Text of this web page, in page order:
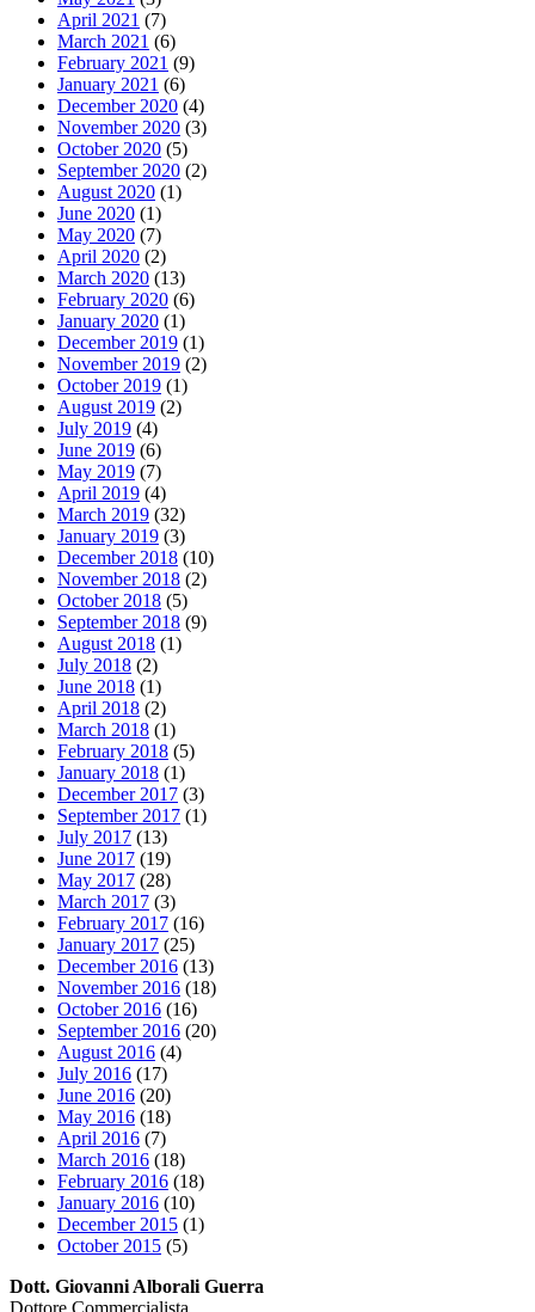
April 2021 (7)
March 2021 (6)
February 2021 (9)
January 2021 (6)
December 2020 (4)
November 2020 (3)
October 2020 (5)
September 2020 (2)
August 2020 (1)
June 2020 (1)
May 2020 (7)
April 2020 (2)
March 2020 (13)
February 2020 (6)
January 2020 (1)
December 2019 (1)
November 2019 (2)
October 2019 (1)
August 2019 (2)
July 2019 (4)
June 2019 (6)
May 2019 (7)
April 2019 (4)
March 2019 (32)
January 2019 (3)
December 2018 (10)
November 2018 (2)
October 2018 (5)
September 2018 (9)
August 2018 (1)
July 2018 (2)
June 2018 (1)
April 2018 (2)
March 2018 (1)
February 2018 (5)
January 2018 (1)
December 2017 (3)
September 2017 (1)
July 2017 (13)
June 2017 (19)
May 2017 (28)
March 2017 (3)
February 2017 (16)
January 2017 (25)
December 2016 (13)
November 2016 (18)
October 2016 (16)
September 2016 (20)
August 2016 (4)
July 2016 (17)
June 2016 (20)
May 2016 (18)
April 2016 (7)
March 2016 (18)
February 2016 (18)
January 2016 (10)
December 2015 (1)
October 2015 (5)
Dott. Giovanni Alborali Guerra
Dottore Commercialista